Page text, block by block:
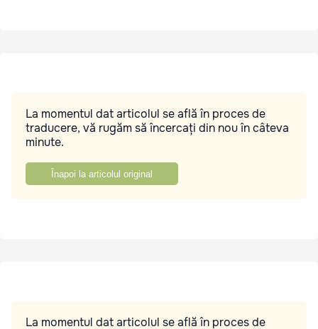
La momentul dat articolul se află în proces de
traducere, vă rugăm să încercați din nou în câteva
minute.
Înapoi la articolul original
La momentul dat articolul se află în proces de